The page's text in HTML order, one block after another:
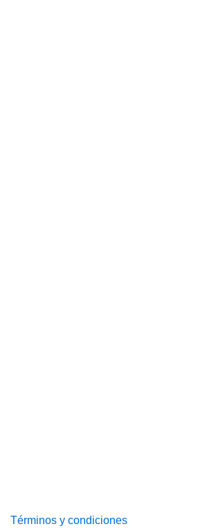
Términos y condiciones